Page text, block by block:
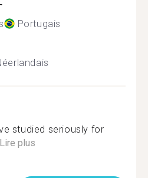
Portugais
studied seriously for
Lire plus